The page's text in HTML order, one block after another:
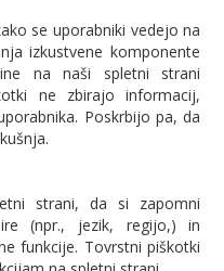
se uporabniki vedejo na
izkustvene komponente
na naši spletni strani
ne zbirajo informacij,
Poskrbijo pa, da
strani, da si zapomni
(npr., jezik, regijo,) in
funkcije. Tovrstni piškotki